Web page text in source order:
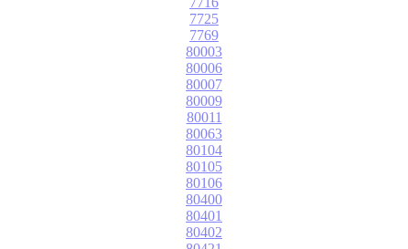
7725
7769
80003
80006
80007
80009
80011
80063
80104
80105
80106
80400
80401
80402